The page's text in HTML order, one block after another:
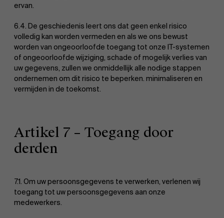
ervan.
6.4. De geschiedenis leert ons dat geen enkel risico
volledig kan worden vermeden en als we ons bewust
worden van ongeoorloofde toegang tot onze IT-systemen
of ongeoorloofde wijziging, schade of mogelijk verlies van
uw gegevens, zullen we onmiddellijk alle nodige stappen
ondernemen om dit risico te beperken. minimaliseren en
vermijden in de toekomst.
Artikel 7 – Toegang door
derden
7.1. Om uw persoonsgegevens te verwerken, verlenen wij
toegang tot uw persoonsgegevens aan onze
medewerkers.